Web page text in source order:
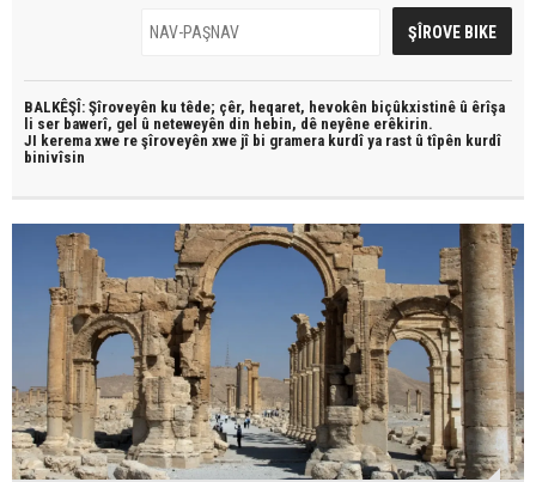
BALKÊŞÎ: Şîroveyên ku têde; çêr, heqaret, hevokên biçûkxistinê û êrîşa
li ser bawerî, gel û neteweyên din hebin, dê neyêne erêkirin.
JI kerema xwe re şîroveyên xwe jî bi gramera kurdî ya rast û tîpên kurdî
binivîsin